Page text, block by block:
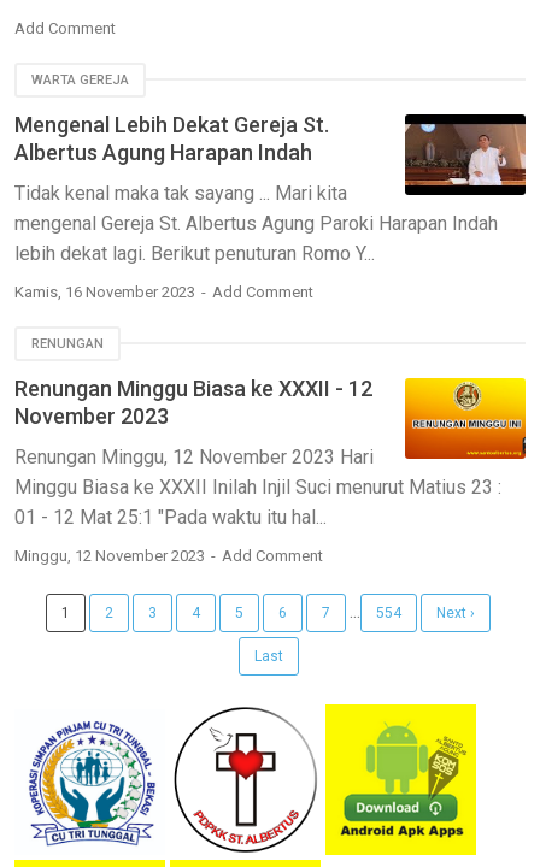
Add Comment
WARTA GEREJA
Mengenal Lebih Dekat Gereja St.
Albertus Agung Harapan Indah
Tidak kenal maka tak sayang ... Mari kita
mengenal Gereja St. Albertus Agung Paroki Harapan Indah
lebih dekat lagi. Berikut penuturan Romo Y...
Kamis, 16 November 2023 Add Comment
RENUNGAN
Renungan Minggu Biasa ke XXXII - 12
November 2023
Renungan Minggu, 12 November 2023 Hari
Minggu Biasa ke XXXII Inilah Injil Suci menurut Matius 23 :
01 - 12 Mat 25:1 "Pada waktu itu hal...
Minggu, 12 November 2023 Add Comment
1 2 3 4 5 6 7 ... 554 Next ›
Last